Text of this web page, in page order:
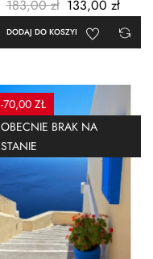
183,00 zł 133,00 zł
DODAJ DO KOSZYKA
-70,00 ZŁ
OBECNIE BRAK NA
STANIE